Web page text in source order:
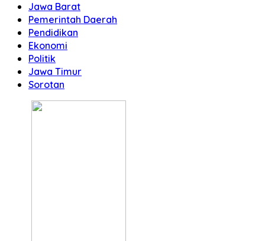
Jawa Barat
Pemerintah Daerah
Pendidikan
Ekonomi
Politik
Jawa Timur
Sorotan